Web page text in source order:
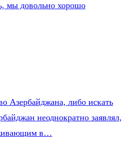
мы довольно хорошо
Азербайджана, либо искать
неоднократно заявлял,
в…